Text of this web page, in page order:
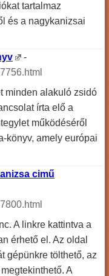
tartalmaz
és a nagykanizsai
-
minden alakuló zsidó
írta elő a
működéséről
könyv, amely európai
cimű
A linkre kattintva a
érhető el. Az oldal
gépünkre tölthető, az
A